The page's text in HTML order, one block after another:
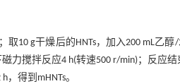
10 g干燥后的HNTs，加入200 mL乙
力搅拌反应4 h(转速500 r/min)；反
得到mHNTs。